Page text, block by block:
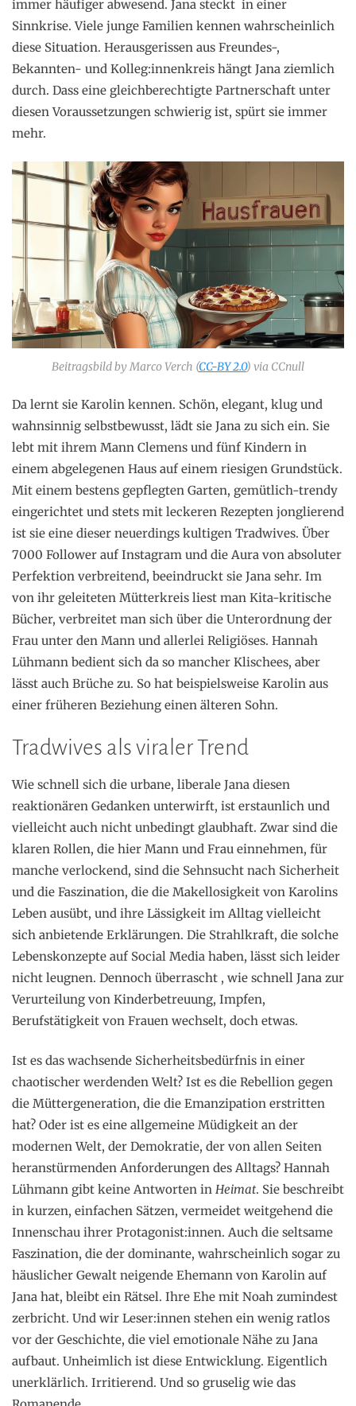
immer häufiger abwesend. Jana steckt in einer
Sinnkrise. Viele junge Familien kennen wahrscheinlich
diese Situation. Herausgerissen aus Freundes-,
Bekannten- und Kolleg:innenkreis hängt Jana ziemlich
durch. Dass eine gleichberechtigte Partnerschaft unter
diesen Voraussetzungen schwierig ist, spürt sie immer
mehr.
Beitragsbild by Marco Verch (CC-BY 2.0) via CCnull
Da lernt sie Karolin kennen. Schön, elegant, klug und
wahnsinnig selbstbewusst, lädt sie Jana zu sich ein. Sie
lebt mit ihrem Mann Clemens und fünf Kindern in
einem abgelegenen Haus auf einem riesigen Grundstück.
Mit einem bestens gepflegten Garten, gemütlich-trendy
eingerichtet und stets mit leckeren Rezepten jonglierend
ist sie eine dieser neuerdings kultigen Tradwives. Über
7000 Follower auf Instagram und die Aura von absoluter
Perfektion verbreitend, beeindruckt sie Jana sehr. Im
von ihr geleiteten Mütterkreis liest man Kita-kritische
Bücher, verbreitet man sich über die Unterordnung der
Frau unter den Mann und allerlei Religiöses. Hannah
Lühmann bedient sich da so mancher Klischees, aber
lässt auch Brüche zu. So hat beispielsweise Karolin aus
einer früheren Beziehung einen älteren Sohn.
Tradwives als viraler Trend
Wie schnell sich die urbane, liberale Jana diesen
reaktionären Gedanken unterwirft, ist erstaunlich und
vielleicht auch nicht unbedingt glaubhaft. Zwar sind die
klaren Rollen, die hier Mann und Frau einnehmen, für
manche verlockend, sind die Sehnsucht nach Sicherheit
und die Faszination, die die Makellosigkeit von Karolins
Leben ausübt, und ihre Lässigkeit im Alltag vielleicht
sich anbietende Erklärungen. Die Strahlkraft, die solche
Lebenskonzepte auf Social Media haben, lässt sich leider
nicht leugnen. Dennoch überrascht , wie schnell Jana zur
Verurteilung von Kinderbetreuung, Impfen,
Berufstätigkeit von Frauen wechselt, doch etwas.
Ist es das wachsende Sicherheitsbedürfnis in einer
chaotischer werdenden Welt? Ist es die Rebellion gegen
die Müttergeneration, die die Emanzipation erstritten
hat? Oder ist es eine allgemeine Müdigkeit an der
modernen Welt, der Demokratie, der von allen Seiten
heranstürmenden Anforderungen des Alltags? Hannah
Lühmann gibt keine Antworten in Heimat. Sie beschreibt
in kurzen, einfachen Sätzen, vermeidet weitgehend die
Innenschau ihrer Protagonist:innen. Auch die seltsame
Faszination, die der dominante, wahrscheinlich sogar zu
häuslicher Gewalt neigende Ehemann von Karolin auf
Jana hat, bleibt ein Rätsel. Ihre Ehe mit Noah zumindest
zerbricht. Und wir Leser:innen stehen ein wenig ratlos
vor der Geschichte, die viel emotionale Nähe zu Jana
aufbaut. Unheimlich ist diese Entwicklung. Eigentlich
unerklärlich. Irritierend. Und so gruselig wie das